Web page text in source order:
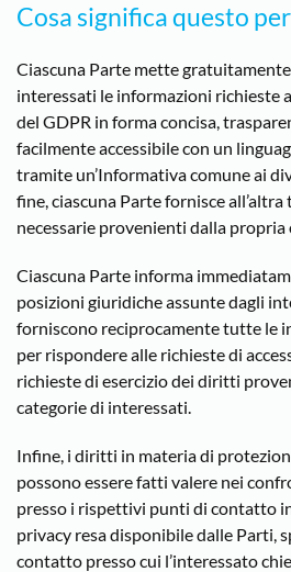
Cosa significa questo
Ciascuna Parte mette
interessati le informazioni richieste
del GDPR in forma concisa,
facilmente accessibile con un
tramite un’Informativa comune ai
fine, ciascuna Parte fornisce
necessarie provenienti dalla propria
Ciascuna Parte informa
posizioni giuridiche assunte dagli
forniscono reciprocamente tutte le
per rispondere alle richieste di
richieste di esercizio dei diritti
categorie di interessati.
Infine, i diritti in materia di
possono essere fatti valere nei
presso i rispettivi punti di contatto
privacy resa disponibile dalle Parti,
contatto presso cui l’interessato